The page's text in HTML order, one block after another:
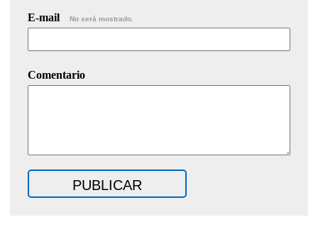
E-mail No será mostrado.
Comentario